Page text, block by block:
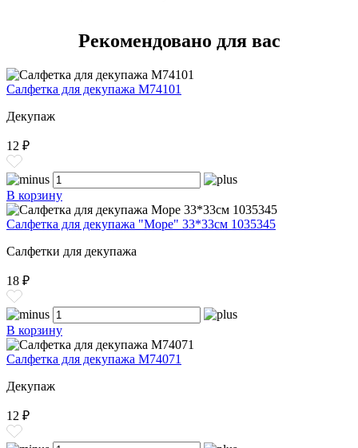
Рекомендовано для вас
Салфетка для декупажа M74101
Декупаж
12 ₽
В корзину
Салфетка для декупажа "Море" 33*33см 1035345
Салфетки для декупажа
18 ₽
В корзину
Салфетка для декупажа М74071
Декупаж
12 ₽